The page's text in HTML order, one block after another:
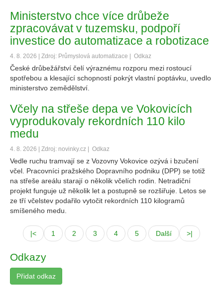
Ministerstvo chce více drůbeže
zpracovávat v tuzemsku, podpoří
investice do automatizace a robotizace
4. 8. 2026 | Zdroj: Průmyslová automatizace | Odkaz
České drůbežářství čelí výraznému rozporu mezi rostoucí
spotřebou a klesající schopností pokrýt vlastní poptávku, uvedlo
ministerstvo zemědělství.
Včely na střeše depa ve Vokovicích
vyprodukovaly rekordních 110 kilo
medu
4. 8. 2026 | Zdroj: novinky.cz | Odkaz
Vedle ruchu tramvají se z Vozovny Vokovice ozývá i bzučení
včel. Pracovníci pražského Dopravního podniku (DPP) se totiž
na střeše areálu starají o několik včelích rodin. Netradiční
projekt funguje už několik let a postupně se rozšiřuje. Letos se
ze tří včelstev podařilo vytočit rekordních 110 kilogramů
smíšeného medu.
|< 1 2 3 4 5 Další >|
Odkazy
Přidat odkaz